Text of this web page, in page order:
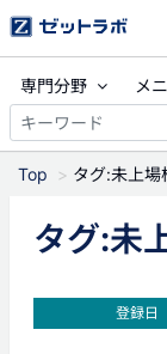
専門分野 メ
Top タグ:未上場
タグ:未
登録日